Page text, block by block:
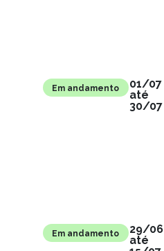
Em andamento
01/07
até
30/07
Em andamento
29/06
até